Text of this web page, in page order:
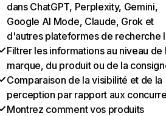
dans ChatGPT, Perplexity, Gemini,
Google AI Mode, Claude, Grok et
d'autres plateformes de recherche
Filtrer les informations au niveau de
marque, du produit ou de la
Comparaison de la visibilité et de la
perception par rapport aux
Montrez comment vos produits